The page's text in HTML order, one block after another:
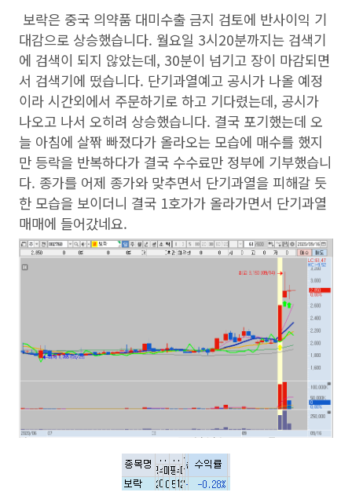
보락은 중국 의약품 대미수출 금지 검토에 반사이익 기
대감으로 상승했습니다. 월요일 3시20분까지는 검색기
에 검색이 되지 않았는데, 30분이 넘기고 장이 마감되면
서 검색기에 떴습니다. 단기과열예고 공시가 나올 예정
이라 시간외에서 주문하기로 하고 기다렸는데, 공시가
나오고 나서 오히려 상승했습니다. 결국 포기했는데 오
늘 아침에 살짞 빠졌다가 올라오는 모습에 매수를 했지
만 등락을 반복하다가 결국 수수료만 정부에 기부했습니
다. 종가를 어제 종가와 맞추면서 단기과열을 피해갈 듯
한 모습을 보이더니 결국 1호가가 올라가면서 단기과열
매매에 들어갔네요.